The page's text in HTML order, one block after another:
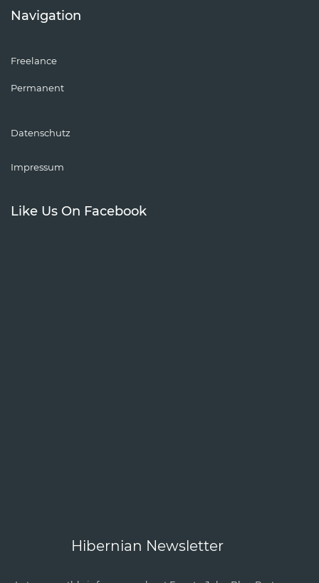
Navigation
Freelance
Permanent
Datenschutz
Impressum
Like Us On Facebook
Hibernian Newsletter